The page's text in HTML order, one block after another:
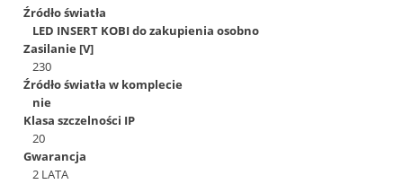
Źródło światła
LED INSERT KOBI do zakupienia osobno
Zasilanie [V]
230
Źródło światła w komplecie
nie
Klasa szczelności IP
20
Gwarancja
2 LATA